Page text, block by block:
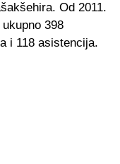
Od 2011.
398
i 118 asistencija.